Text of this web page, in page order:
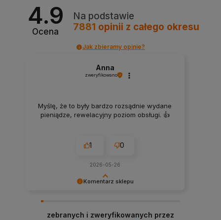
4.9
Ocena
Na podstawie
7881 opinii z całego okresu
Jak zbieramy opinie?
Komentarz sklepu
Anna
zweryfikowano
Myślę, że to były bardzo rozsądnie wydane
pieniądze, rewelacyjny poziom obsługi. 👍️
1 0
2026-05-26
zebranych i zweryfikowanych przez